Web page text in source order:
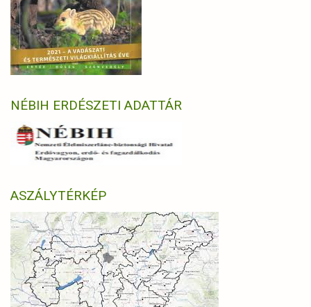
NÉBIH ERDÉSZETI ADATTÁR
ASZÁLYTÉRKÉP